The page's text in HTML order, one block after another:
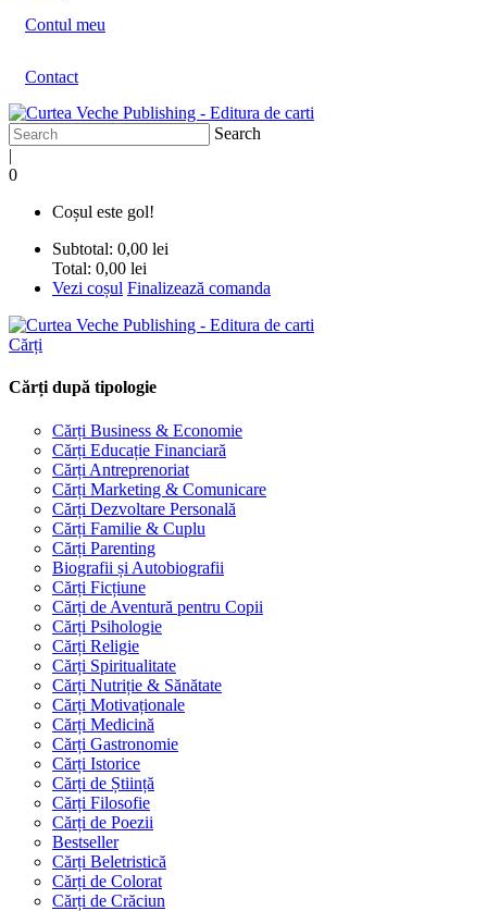
Contul meu
Contact
Search
|
0
Coșul este gol!
Subtotal: 0,00 lei
Total: 0,00 lei
Vezi coșul Finalizează comanda
Cărți
Cărți după tipologie
Cărți Business & Economie
Cărți Educație Financiară
Cărți Antreprenoriat
Cărți Marketing & Comunicare
Cărți Dezvoltare Personală
Cărți Familie & Cuplu
Cărți Parenting
Biografii și Autobiografii
Cărți Ficțiune
Cărți de Aventură pentru Copii
Cărți Psihologie
Cărți Religie
Cărți Spiritualitate
Cărți Nutriție & Sănătate
Cărți Motivaționale
Cărți Medicină
Cărți Gastronomie
Cărți Istorice
Cărți de Știință
Cărți Filosofie
Cărți de Poezii
Bestseller
Cărți Beletristică
Cărți de Colorat
Cărți de Crăciun